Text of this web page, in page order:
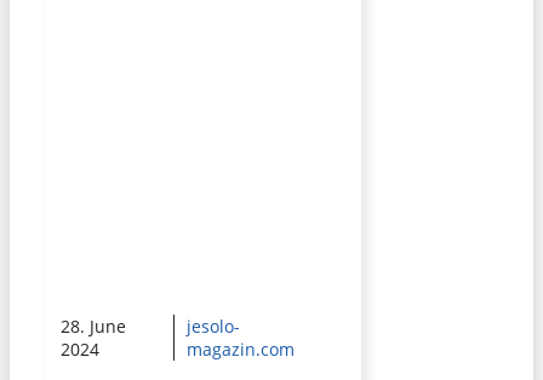
28. June
2024
jesolo-
magazin.com